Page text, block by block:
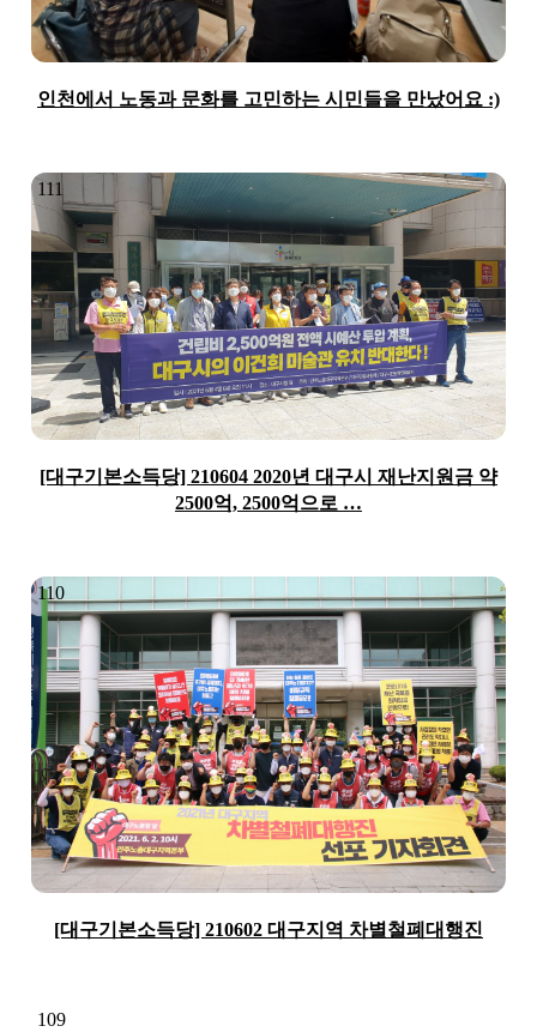
인천에서 노동과 문화를 고민하는 시민들을 만났어요 :)
111
[대구기본소득당] 210604 2020년 대구시 재난지원금 약
2500억, 2500억으로 …
110
[대구기본소득당] 210602 대구지역 차별철폐대행진
109